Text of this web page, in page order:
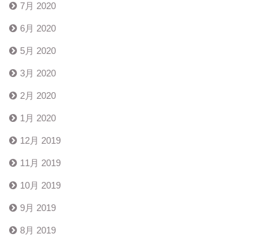
7月 2020
6月 2020
5月 2020
3月 2020
2月 2020
1月 2020
12月 2019
11月 2019
10月 2019
9月 2019
8月 2019